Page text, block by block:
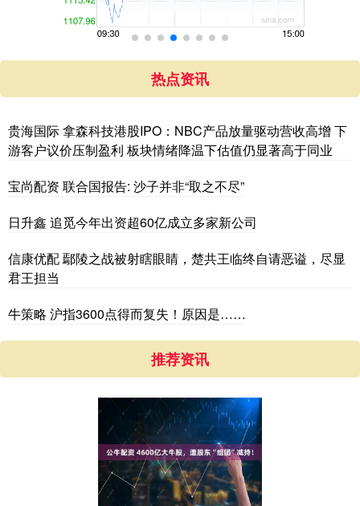
热点资讯
贵海国际 拿森科技港股IPO：NBC产品放量驱动营收高增 下
游客户议价压制盈利 板块情绪降温下估值仍显著高于同业
宝尚配资 联合国报告: 沙子并非“取之不尽”
日升鑫 追觅今年出资超60亿成立多家新公司
信康优配 鄢陵之战被射瞎眼睛，楚共王临终自请恶谥，尽显
君王担当
牛策略 沪指3600点得而复失！原因是……
推荐资讯